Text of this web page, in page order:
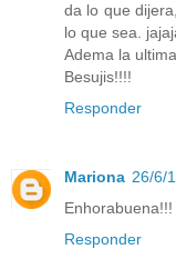
da lo que
lo que sea.
Adema la
Besujis!!!!
Responder
Mariona 26/6/
Enhorabuena!!!
Responder